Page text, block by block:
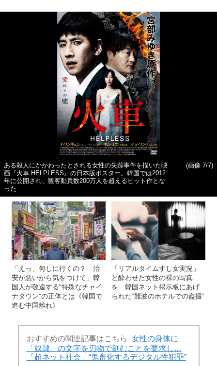
ある殺人にかかわったとされる女性の失踪事件を描いた映
画『火車 HELPLESS』の日本版ポスター。韓国では2012
年に公開され、観客動員数200万人を超えるヒット作とな
った
(画像 7/7)
「えっ、何しに行くの？ 治
安が悪いから気をつけて」韓
国人が敬遠する“特殊なチャイ
ナタウン”の正体とは《韓国で
進む中国離れ》
「リアルタイムすし女実況」
と酔わせた女性の裸の写真
を…韓国ネット掲示板にあげ
られた“難波のホテルでの盗撮”
おすすめの関連記事はこちら
女性の身体に
「奴隷」の文字を刃物で刻むことを要求し…
「超ネット社会」“鬼畜化するデジタル性犯罪”